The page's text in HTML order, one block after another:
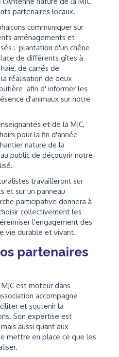
partenaires locaux.
communiquer sur
aménagements et
: plantation d'un chêne
de différents gîtes à
de carrés de
réalisation de deux
afin d' informer les
d'animaux sur notre
et de la MJC,
pour la fin d'année
nature de la
public de découvrir notre
travailleront sur
et sur un panneau
participative donnera à
collectivement les
l'engagement des
vie durable et vivant.
partenaires
est moteur dans
accompagne
et soutenir la
Son expertise est
aussi quant aux
mettre en place ce que les